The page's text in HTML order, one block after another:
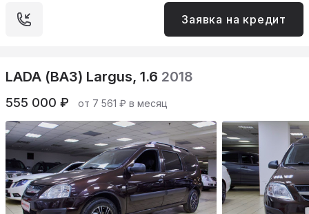
Заявка на кредит
LADA (ВАЗ) Largus, 1.6 2018
555 000 ₽ от 7 561 ₽ в месяц